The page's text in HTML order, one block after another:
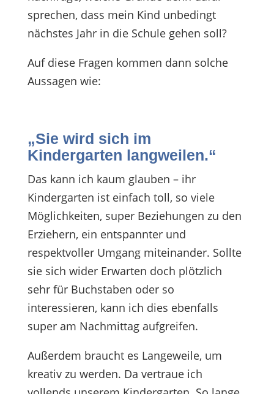
sprechen, dass mein Kind unbedingt
nächstes Jahr in die Schule gehen soll?
Auf diese Fragen kommen dann solche
Aussagen wie:
„Sie wird sich im
Kindergarten langweilen.“
Das kann ich kaum glauben – ihr
Kindergarten ist einfach toll, so viele
Möglichkeiten, super Beziehungen zu den
Erziehern, ein entspannter und
respektvoller Umgang miteinander. Sollte
sie sich wider Erwarten doch plötzlich
sehr für Buchstaben oder so
interessieren, kann ich dies ebenfalls
super am Nachmittag aufgreifen.
Außerdem braucht es Langeweile, um
kreativ zu werden. Da vertraue ich